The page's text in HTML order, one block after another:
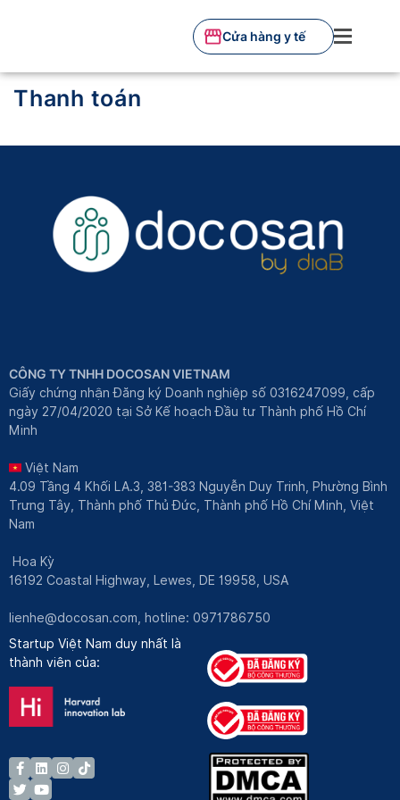
Cửa hàng y tế
Thanh toán
CÔNG TY TNHH DOCOSAN VIETNAM
Giấy chứng nhận Đăng ký Doanh nghiệp số 0316247099, cấp
ngày 27/04/2020 tại Sở Kế hoạch Đầu tư Thành phố Hồ Chí
Minh
Việt Nam
4.09 Tầng 4 Khối LA.3, 381-383 Nguyễn Duy Trinh, Phường Bình
Trưng Tây, Thành phố Thủ Đức, Thành phố Hồ Chí Minh, Việt
Nam
Hoa Kỳ
16192 Coastal Highway, Lewes, DE 19958, USA
lienhe@docosan.com , hotline: 0971786750
Startup Việt Nam duy nhất là
thành viên của: